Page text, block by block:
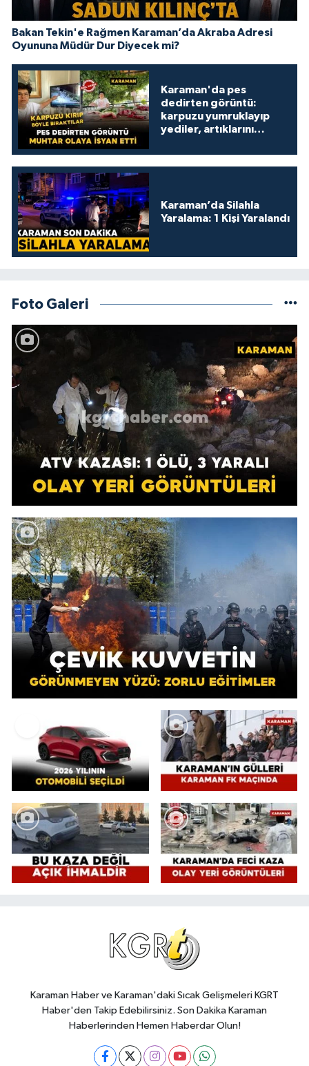
Bakan Tekin'e Rağmen Karaman’da Akraba Adresi
Oyununa Müdür Dur Diyecek mi?
Karaman'da pes
dedirten görüntü:
karpuzu yumruklayıp
yediler, artıklarını
Karaman’da Silahla
Yaralama: 1 Kişi Yaralandı
Foto Galeri
Karaman Haber ve Karaman'daki Sıcak Gelişmeleri KGRT
Haber'den Takip Edebilirsiniz. Son Dakika Karaman
Haberlerinden Hemen Haberdar Olun!